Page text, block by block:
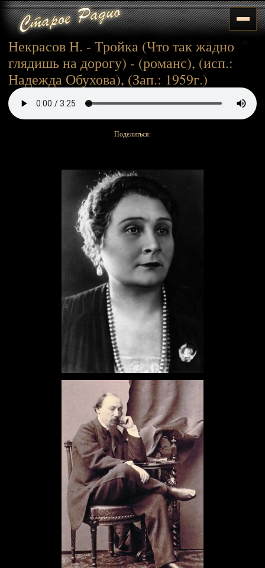
Некрасов Н. - Тройка (Что так жадно
глядишь на дорогу) - (романс), (исп.:
Надежда Обухова), (Зап.: 1959г.)
Поделиться: